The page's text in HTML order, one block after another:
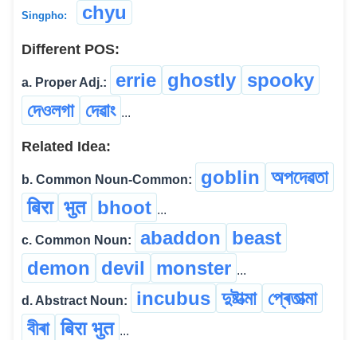
Singpho: chyu
Different POS:
a. Proper Adj.: errie ghostly spooky
দেওলগা দেৱাং ...
Related Idea:
b. Common Noun-Common: goblin অপদেৱতা
बिरा भुत bhoot ...
c. Common Noun: abaddon beast
demon devil monster ...
d. Abstract Noun: incubus দুষ্টাত্মা প্ৰেতাত্মা
বীৰা बिरा भुत ...